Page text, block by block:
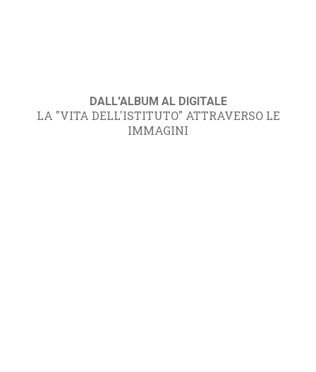
DALL'ALBUM AL DIGITALE
LA "VITA DELL'ISTITUTO" ATTRAVERSO LE
IMMAGINI